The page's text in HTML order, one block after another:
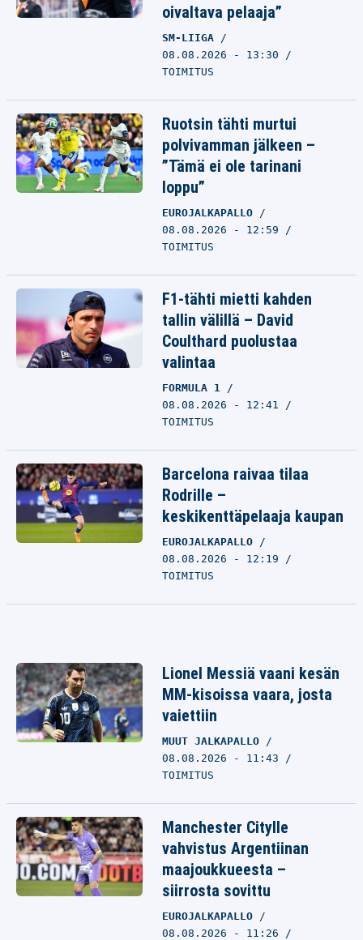
oivaltava pelaaja”
SM-LIIGA
08.08.2026 - 13:30
TOIMITUS
Ruotsin tähti murtui
polvivamman jälkeen –
”Tämä ei ole tarinani
loppu”
EUROJALKAPALLO
08.08.2026 - 12:59
TOIMITUS
F1-tähti mietti kahden
tallin välillä – David
Coulthard puolustaa
valintaa
FORMULA 1
08.08.2026 - 12:41
TOIMITUS
Barcelona raivaa tilaa
Rodrille –
keskikenttäpelaaja kaupan
EUROJALKAPALLO
08.08.2026 - 12:19
TOIMITUS
Lionel Messiä vaani kesän
MM-kisoissa vaara, josta
vaiettiin
MUUT JALKAPALLO
08.08.2026 - 11:43
TOIMITUS
Manchester Citylle
vahvistus Argentiinan
maajoukkueesta –
siirrosta sovittu
EUROJALKAPALLO
08.08.2026 - 11:26